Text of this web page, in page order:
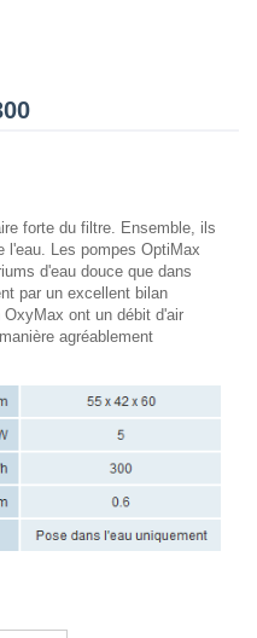
forte du filtre. Ensemble, ils
l'eau. Les pompes OptiMax
d'eau douce que dans
par un excellent bilan
ont un débit d'air
agréablement